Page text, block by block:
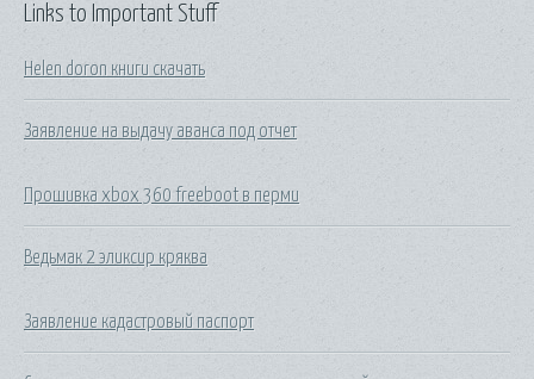
Links to Important Stuff
Helen doron книги скачать
Заявление на выдачу аванса под отчет
Прошивка xbox 360 freeboot в перми
Ведьмак 2 эликсир кряква
Заявление кадастровый паспорт